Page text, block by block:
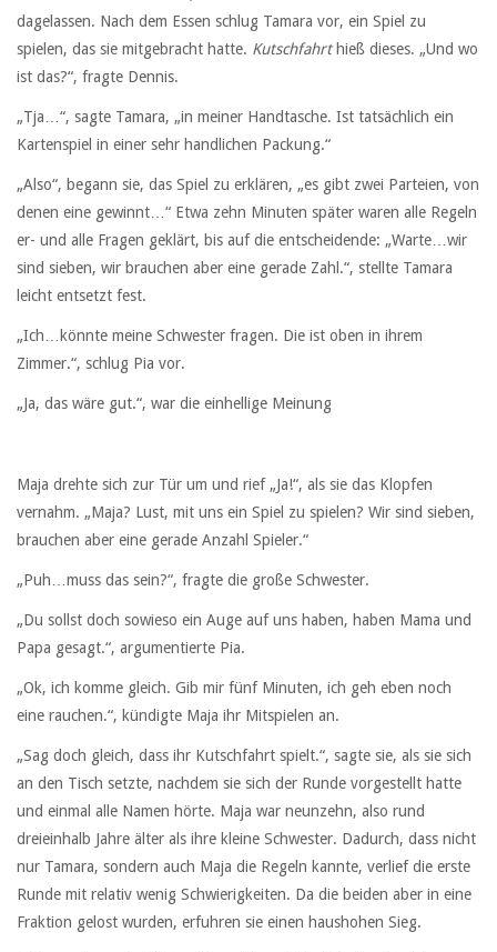
dagelassen. Nach dem Essen schlug Tamara vor, ein Spiel zu
spielen, das sie mitgebracht hatte. Kutschfahrthieß dieses. „Und wo
ist das?“, fragte Dennis.
„Tja…“, sagte Tamara, „in meiner Handtasche. Ist tatsächlich ein
Kartenspiel in einer sehr handlichen Packung.“
„Also“, begann sie, das Spiel zu erklären, „es gibt zwei Parteien, von
denen eine gewinnt…“ Etwa zehn Minuten später waren alle Regeln
er- und alle Fragen geklärt, bis auf die entscheidende: „Warte…wir
sind sieben, wir brauchen aber eine gerade Zahl.“, stellte Tamara
leicht entsetzt fest.
„Ich…könnte meine Schwester fragen. Die ist oben in ihrem
Zimmer.“, schlug Pia vor.
„Ja, das wäre gut.“, war die einhellige Meinung
Maja drehte sich zur Tür um und rief „Ja!“, als sie das Klopfen
vernahm. „Maja? Lust, mit uns ein Spiel zu spielen? Wir sind sieben,
brauchen aber eine gerade Anzahl Spieler.“
„Puh…muss das sein?“, fragte die große Schwester.
„Du sollst doch sowieso ein Auge auf uns haben, haben Mama und
Papa gesagt.“, argumentierte Pia.
„Ok, ich komme gleich. Gib mir fünf Minuten, ich geh eben noch
eine rauchen.“, kündigte Maja ihr Mitspielen an.
„Sag doch gleich, dass ihr Kutschfahrt spielt.“, sagte sie, als sie sich
an den Tisch setzte, nachdem sie sich der Runde vorgestellt hatte
und einmal alle Namen hörte. Maja war neunzehn, also rund
dreieinhalb Jahre älter als ihre kleine Schwester. Dadurch, dass nicht
nur Tamara, sondern auch Maja die Regeln kannte, verlief die erste
Runde mit relativ wenig Schwierigkeiten. Da die beiden aber in eine
Fraktion gelost wurden, erfuhren sie einen haushohen Sieg.